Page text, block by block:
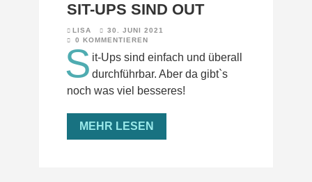
SIT-UPS SIND OUT
LISA
30. JUNI 2021
0 KOMMENTIEREN
S it-Ups sind einfach und überall
durchführbar. Aber da gibt`s
noch was viel besseres!
MEHR LESEN